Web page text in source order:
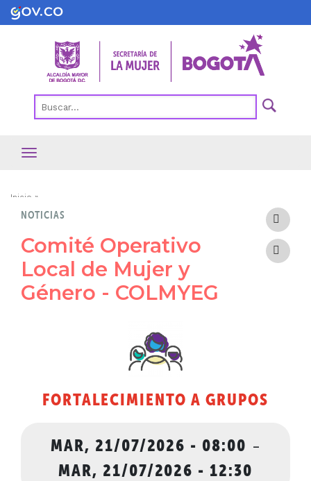
Pasar
al
Ruta
de
navegación
Inicio
NOTICIAS
Comité Operativo
Local de Mujer y
Género - COLMYEG
FORTALECIMIENTO A GRUPOS
MAR, 21/07/2026 - 08:00 -
MAR, 21/07/2026 - 12:30